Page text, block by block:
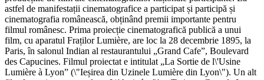
astfel de manifestații cinematografice a participat și participă și
cinematografia românească, obținând premii importante pentru
filmul românesc. Prima proiecție cinematografică publică a unui
film, cu aparatul Fraților Lumière, are loc la 28 decembrie 1895, la
Paris, în salonul Indian al restaurantului „Grand Cafe”, Boulevard
des Capucines. Filmul proiectat e intitulat „La Sortie de l\'Usine
Lumière à Lyon” (\"Ieșirea din Uzinele Lumière din Lyon\"). Un alt